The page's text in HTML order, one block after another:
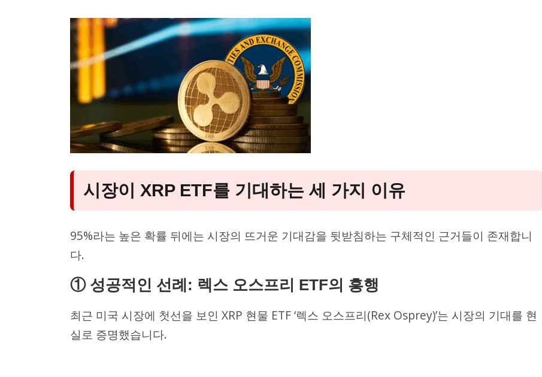
시장이 XRP ETF를 기대하는 세 가지 이유
95%라는 높은 확률 뒤에는 시장의 뜨거운 기대감을 뒷받침하는 구체적인 근거들이 존재합니
다.
① 성공적인 선례: 렉스 오스프리 ETF의 흥행
최근 미국 시장에 첫선을 보인 XRP 현물 ETF ‘렉스 오스프리(Rex Osprey)’는 시장의 기대를 현
실로 증명했습니다.